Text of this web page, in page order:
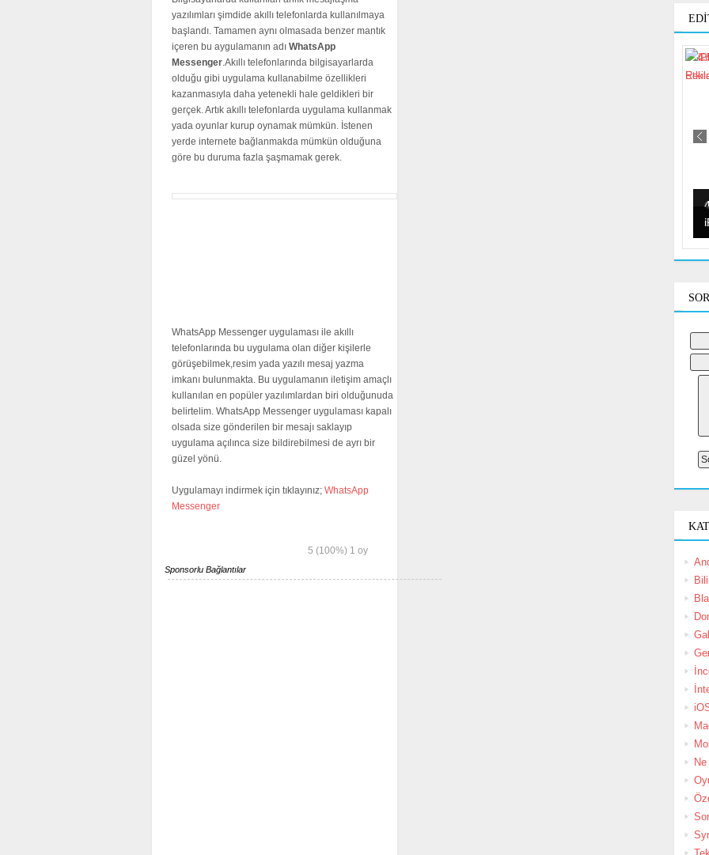
yazılımları şimdide akıllı telefonlarda kullanılmaya
başlandı. Tamamen aynı olmasada benzer mantık
içeren bu aygulamanın adı WhatsApp
Messenger.Akıllı telefonlarında bilgisayarlarda
olduğu gibi uygulama kullanabilme özellikleri
kazanmasıyla daha yetenekli hale geldikleri bir
gerçek. Artık akıllı telefonlarda uygulama kullanmak
yada oyunlar kurup oynamak mümkün. İstenen
yerde internete bağlanmakda mümkün olduğuna
göre bu duruma fazla şaşmamak gerek.
WhatsApp Messenger uygulaması ile akıllı
telefonlarında bu uygulama olan diğer kişilerle
görüşebilmek,resim yada yazılı mesaj yazma
imkanı bulunmakta. Bu uygulamanın iletişim amaçlı
kullanılan en popüler yazılımlardan biri olduğunuda
belirtelim. WhatsApp Messenger uygulaması kapalı
olsada size gönderilen bir mesajı saklayıp
uygulama açılınca size bildirebilmesi de ayrı bir
güzel yönü.
Uygulamayı indirmek için tıklayınız; WhatsApp
Messenger
5 (100%) 1 oy
Sponsorlu Bağlantılar
Ne